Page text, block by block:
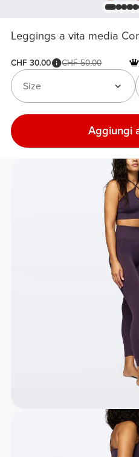
Leggings a vita media
CHF 30.00 CHF 50.00
Size
Aggiungi